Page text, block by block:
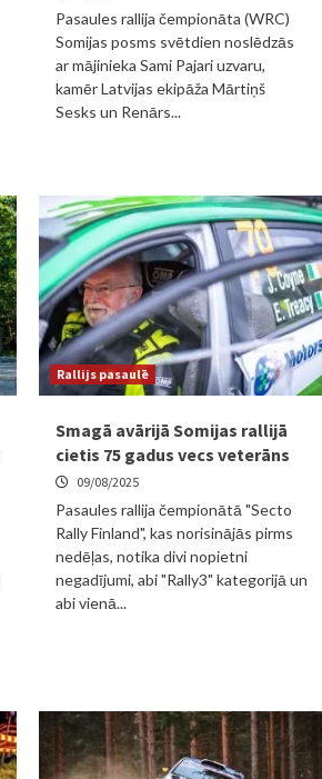
Pasaules rallija čempionāta (WRC)
Somijas posms svētdien noslēdzās
ar mājinieka Sami Pajari uzvaru,
kamēr Latvijas ekipāža Mārtiņš
Sesks un Renārs...
Rallijs pasaulē
Smagā avārijā Somijas rallijā
cietis 75 gadus vecs veterāns
09/08/2025
Pasaules rallija čempionātā "Secto
Rally Finland", kas norisinājās pirms
nedēļas, notika divi nopietni
negadījumi, abi "Rally3" kategorijā un
abi vienā...